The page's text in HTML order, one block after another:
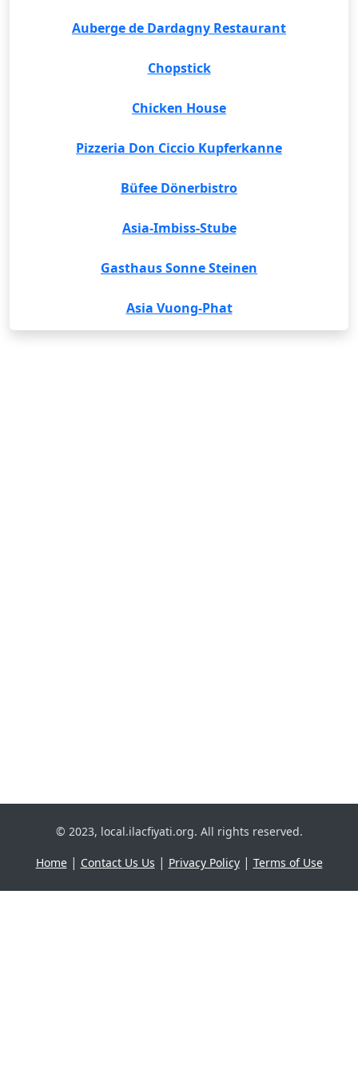
Auberge de Dardagny Restaurant
Chopstick
Chicken House
Pizzeria Don Ciccio Kupferkanne
Büfee Dönerbistro
Asia-Imbiss-Stube
Gasthaus Sonne Steinen
Asia Vuong-Phat
© 2023, local.ilacfiyati.org. All rights reserved.
Home| Contact Us Us | Privacy Policy| Terms of Use